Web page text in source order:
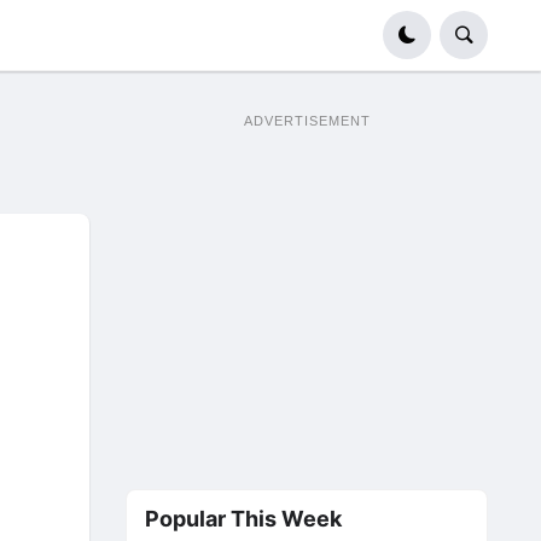
ADVERTISEMENT
Popular This Week